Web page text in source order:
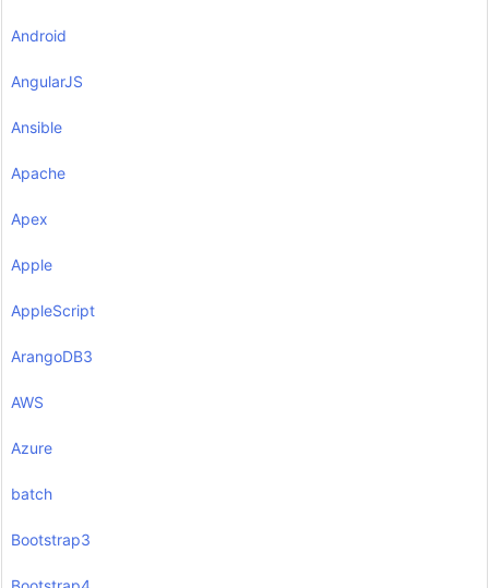
Android
AngularJS
Ansible
Apache
Apex
Apple
AppleScript
ArangoDB3
AWS
Azure
batch
Bootstrap3